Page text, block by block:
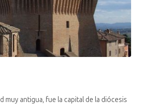
muy antigua, fue la capital de la diócesis